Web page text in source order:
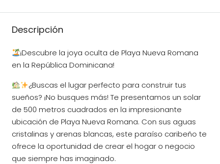
Descripción
¡Descubre la joya oculta de Playa Nueva Romana
en la República Dominicana!
¿Buscas el lugar perfecto para construir tus
sueños? ¡No busques más! Te presentamos un solar
de 500 metros cuadrados en la impresionante
ubicación de Playa Nueva Romana. Con sus aguas
cristalinas y arenas blancas, este paraíso caribeño te
ofrece la oportunidad de crear el hogar o negocio
que siempre has imaginado.